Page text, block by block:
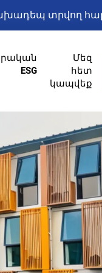
տրվող
ESG
Մեզ
հետ
կապվեք